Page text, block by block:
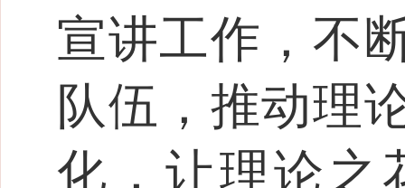
宣讲工作，不
队伍，推动理
化，让理论之